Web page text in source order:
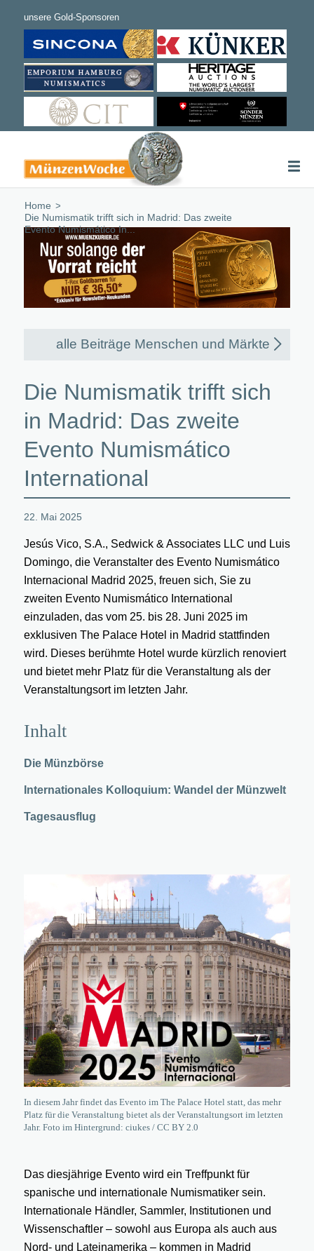
Home
Die Numismatik trifft sich in Madrid: Das zweite
Evento Numismático In...
alle Beiträge Menschen und Märkte
Die Numismatik trifft sich
in Madrid: Das zweite
Evento Numismático
International
22. Mai 2025
Jesús Vico, S.A., Sedwick & Associates LLC und Luis
Domingo, die Veranstalter des Evento Numismático
Internacional Madrid 2025, freuen sich, Sie zu
zweiten Evento Numismático International
einzuladen, das vom 25. bis 28. Juni 2025 im
exklusiven The Palace Hotel in Madrid stattfinden
wird. Dieses berühmte Hotel wurde kürzlich renoviert
und bietet mehr Platz für die Veranstaltung als der
Veranstaltungsort im letzten Jahr.
Inhalt
Die Münzbörse
Internationales Kolloquium: Wandel der Münzwelt
Tagesausflug
In diesem Jahr findet das Evento im The Palace Hotel statt, das mehr
Platz für die Veranstaltung bietet als der Veranstaltungsort im letzten
Jahr. Foto im Hintergrund: ciukes / CC BY 2.0
Das diesjährige Evento wird ein Treffpunkt für
spanische und internationale Numismatiker sein.
Internationale Händler, Sammler, Institutionen und
Wissenschaftler – sowohl aus Europa als auch aus
Nord- und Lateinamerika – kommen in Madrid